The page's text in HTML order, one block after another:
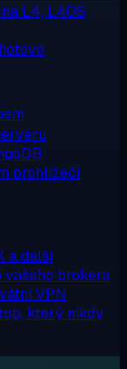
L4, L40S,
prohlížeči
a další
brokera
VPN
který nikdy